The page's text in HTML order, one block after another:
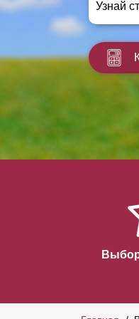
Узнай